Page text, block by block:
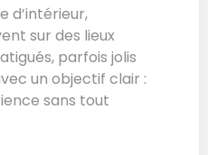
d’intérieur,
sur des lieux
parfois jolis
un objectif clair :
sans tout